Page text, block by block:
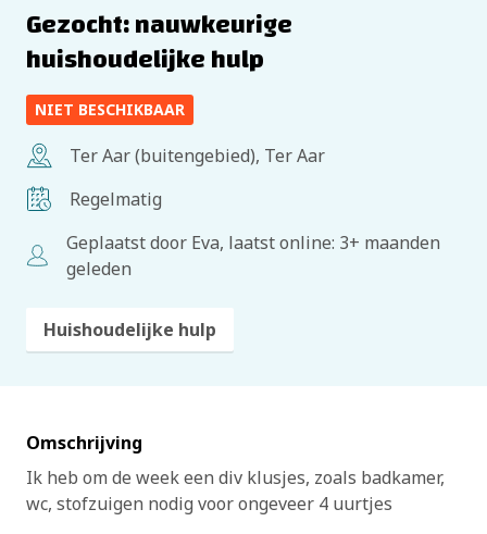
Gezocht: nauwkeurige
huishoudelijke hulp
NIET BESCHIKBAAR
Ter Aar (buitengebied), Ter Aar
Regelmatig
Geplaatst door Eva, laatst online: 3+ maanden
geleden
Huishoudelijke hulp
Omschrijving
Ik heb om de week een div klusjes, zoals badkamer,
wc, stofzuigen nodig voor ongeveer 4 uurtjes